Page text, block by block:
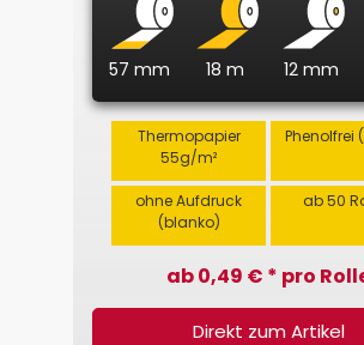
57 mm 18 m 12 mm
Thermopapier
55g/m²
Phenolfrei
ohne Aufdruck
(blanko)
ab 50
ab 0,49 € * pro
Direkt zum Artikel